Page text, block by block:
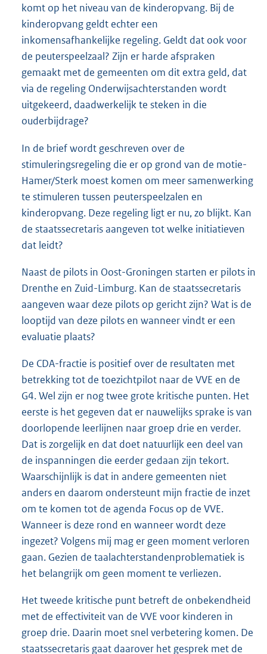
komt op het niveau van de kinderopvang. Bij de
kinderopvang geldt echter een
inkomensafhankelijke regeling. Geldt dat ook voor
de peuterspeelzaal? Zijn er harde afspraken
gemaakt met de gemeenten om dit extra geld, dat
via de regeling Onderwijsachterstanden wordt
uitgekeerd, daadwerkelijk te steken in die
ouderbijdrage?
In de brief wordt geschreven over de
stimuleringsregeling die er op grond van de motie-
Hamer/Sterk moest komen om meer samenwerking
te stimuleren tussen peuterspeelzalen en
kinderopvang. Deze regeling ligt er nu, zo blijkt. Kan
de staatssecretaris aangeven tot welke initiatieven
dat leidt?
Naast de pilots in Oost-Groningen starten er pilots in
Drenthe en Zuid-Limburg. Kan de staatssecretaris
aangeven waar deze pilots op gericht zijn? Wat is de
looptijd van deze pilots en wanneer vindt er een
evaluatie plaats?
De CDA-fractie is positief over de resultaten met
betrekking tot de toezichtpilot naar de VVE en de
G4. Wel zijn er nog twee grote kritische punten. Het
eerste is het gegeven dat er nauwelijks sprake is van
doorlopende leerlijnen naar groep drie en verder.
Dat is zorgelijk en dat doet natuurlijk een deel van
de inspanningen die eerder gedaan zijn tekort.
Waarschijnlijk is dat in andere gemeenten niet
anders en daarom ondersteunt mijn fractie de inzet
om te komen tot de agenda Focus op de VVE.
Wanneer is deze rond en wanneer wordt deze
ingezet? Volgens mij mag er geen moment verloren
gaan. Gezien de taalachterstandenproblematiek is
het belangrijk om geen moment te verliezen.
Het tweede kritische punt betreft de onbekendheid
met de effectiviteit van de VVE voor kinderen in
groep drie. Daarin moet snel verbetering komen. De
staatssecretaris gaat daarover het gesprek met de